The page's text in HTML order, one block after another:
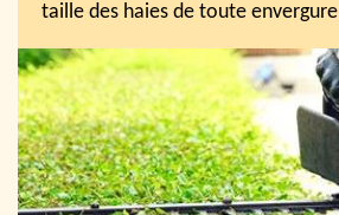
taille des haies de toute envergure